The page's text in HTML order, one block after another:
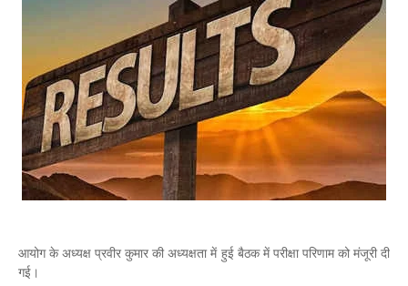
आयोग के अध्यक्ष प्रवीर कुमार की अध्यक्षता में हुई बैठक में परीक्षा परिणाम को मंजूरी दी
गई।